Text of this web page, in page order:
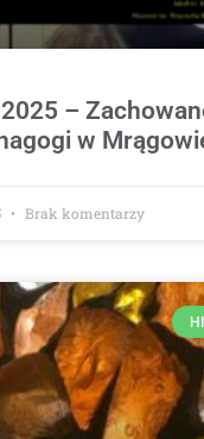
–
w
Brak komentarzy